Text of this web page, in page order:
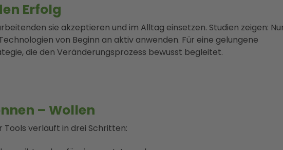
Erfolg
sie akzeptieren und im Alltag einsetzen. Studien zeigen:
von Beginn an aktiv anwenden. Für eine gelungene
die den Veränderungsprozess bewusst begleitet.
– Wollen
verläuft in drei Schritten: